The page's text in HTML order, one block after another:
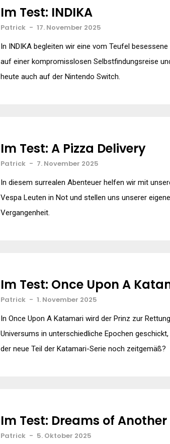
Im Test: INDIKA
Patrick - 17. November 2025
In INDIKA begleiten wir eine vom Teufel besessene
auf einer kompromisslosen Selbstfindungsreise
heute auch auf der Nintendo Switch.
Im Test: A Pizza Delivery
Patrick - 7. November 2025
In diesem surrealen Abenteuer helfen wir mit
Vespa Leuten in Not und stellen uns unserer
Vergangenheit.
Im Test: Once Upon A
Patrick - 1. November 2025
In Once Upon A Katamari wird der Prinz zur
Universums in unterschiedliche Epochen
der neue Teil der Katamari-Serie noch zeitgemäß?
Im Test: Dreams of Another
Patrick - 5. Oktober 2025